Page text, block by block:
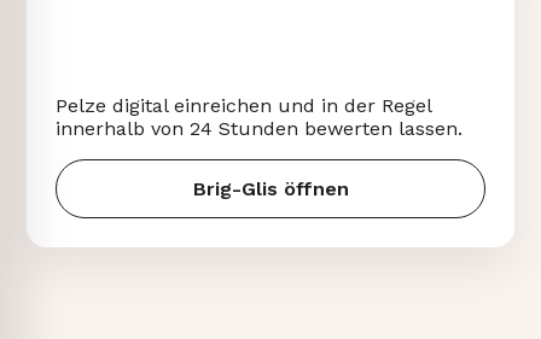
Pelze digital einreichen und in der Regel
innerhalb von 24 Stunden bewerten lassen.
Brig-Glis öffnen